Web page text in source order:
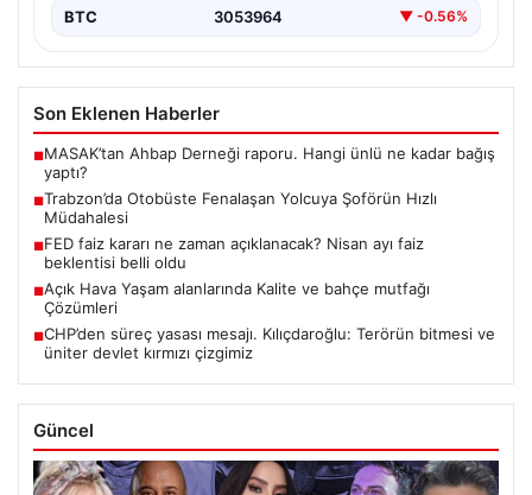
BTC 3053964 ▼ -0.56%
Son Eklenen Haberler
■MASAK’tan Ahbap Derneği raporu. Hangi ünlü ne kadar bağış
yaptı?
■Trabzon’da Otobüste Fenalaşan Yolcuya Şoförün Hızlı
Müdahalesi
■FED faiz kararı ne zaman açıklanacak? Nisan ayı faiz
beklentisi belli oldu
■Açık Hava Yaşam alanlarında Kalite ve bahçe mutfağı
Çözümleri
■CHP’den süreç yasası mesajı. Kılıçdaroğlu: Terörün bitmesi ve
üniter devlet kırmızı çizgimiz
Güncel